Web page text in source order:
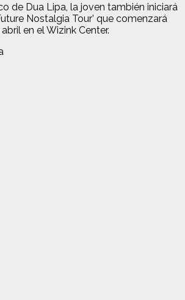
de Dua Lipa, la joven también iniciará
Nostalgia Tour’ que comenzará
en el Wizink Center.